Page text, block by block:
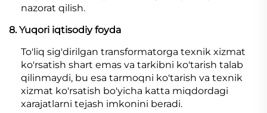
nazorat qilish.
8. Yuqori iqtisodiy foyda
To'liq sig'dirilgan transformatorga texnik xizmat
ko'rsatish shart emas va tarkibni ko'tarish talab
qilinmaydi, bu esa tarmoqni ko'tarish va texnik
xizmat ko'rsatish bo'yicha katta miqdordagi
xarajatlarni tejash imkonini beradi.